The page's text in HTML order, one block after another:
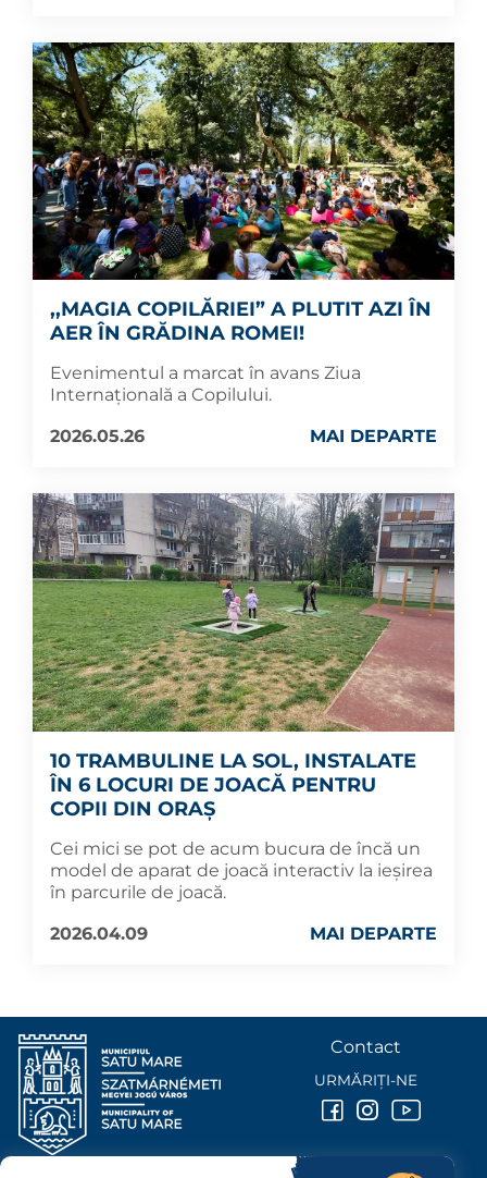
,,MAGIA COPILĂRIEI” A PLUTIT AZI ÎN
AER ÎN GRĂDINA ROMEI!
Evenimentul a marcat în avans Ziua
Internațională a Copilului.
2026.05.26
MAI DEPARTE
10 TRAMBULINE LA SOL, INSTALATE
ÎN 6 LOCURI DE JOACĂ PENTRU
COPII DIN ORAȘ
Cei mici se pot de acum bucura de încă un
model de aparat de joacă interactiv la ieșirea
în parcurile de joacă.
2026.04.09
MAI DEPARTE
Contact
URMĂRIȚI-NE